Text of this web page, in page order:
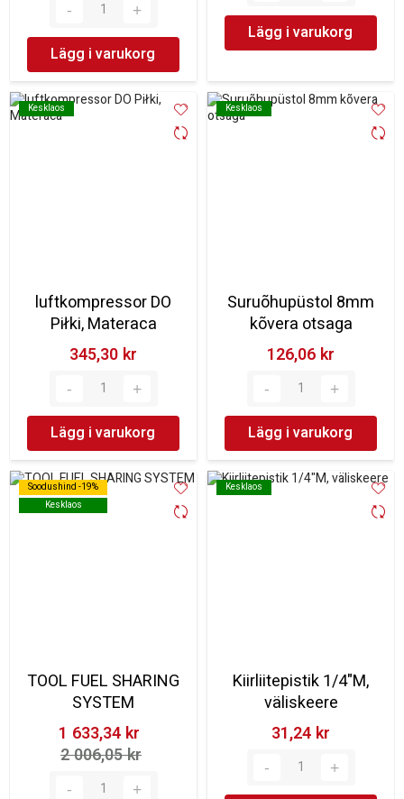
Lägg i varukorg
Lägg i varukorg
Kesklaos
Kesklaos
luftkompressor DO
Piłki, Materaca
345,30 kr‎
Lägg i varukorg
Kesklaos
Kesklaos
Suruõhupüstol 8mm
kõvera otsaga
126,06 kr‎
Lägg i varukorg
Soodushind -19%
Kesklaos
Soodushind -19%
Kesklaos
TOOL FUEL SHARING
SYSTEM
1 633,34 kr‎
2 006,05 kr‎
Kesklaos
Kesklaos
Kiirliitepistik 1/4"M,
väliskeere
31,24 kr‎